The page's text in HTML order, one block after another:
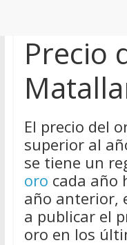
Precio
El precio del
superior al
se tiene un
oro cada año
año anterior,
a publicar el
oro en los